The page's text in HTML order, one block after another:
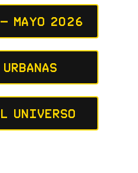
Mayo 2026
Universo